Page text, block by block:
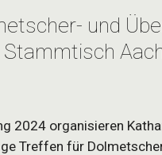
und
Stammtisch
2024 organisieren
Treffen für